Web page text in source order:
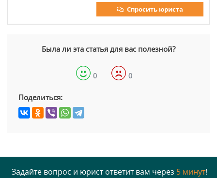
Спросить юриста
Была ли эта статья для вас полезной?
0 0
Поделиться:
Задайте вопрос и юрист ответит вам через 5 минут!